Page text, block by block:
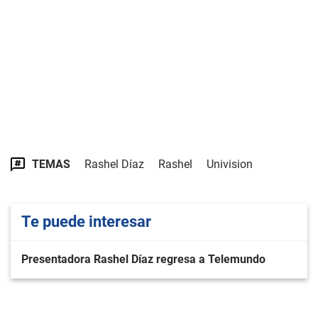
TEMAS Rashel Díaz Rashel Univision
Te puede interesar
Presentadora Rashel Díaz regresa a Telemundo